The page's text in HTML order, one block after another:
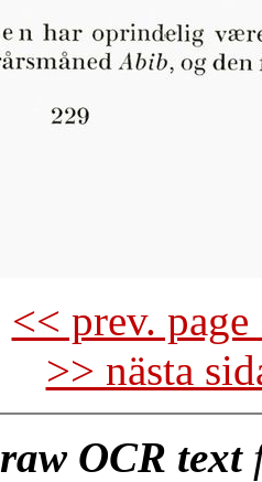
<< prev.
>> nästa
raw OCR text